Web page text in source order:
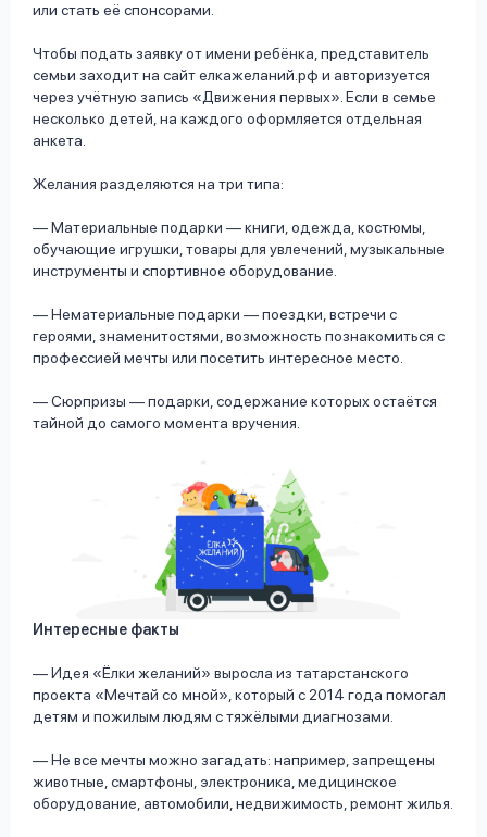
или стать её спонсорами.
Чтобы подать заявку от имени ребёнка, представитель
семьи заходит на сайт елкажеланий.рф и авторизуется
через учётную запись «Движения первых». Если в семье
несколько детей, на каждого оформляется отдельная
анкета.
Желания разделяются на три типа:
— Материальные подарки — книги, одежда, костюмы,
обучающие игрушки, товары для увлечений, музыкальные
инструменты и спортивное оборудование.
— Нематериальные подарки — поездки, встречи с
героями, знаменитостями, возможность познакомиться с
профессией мечты или посетить интересное место.
— Сюрпризы — подарки, содержание которых остаётся
тайной до самого момента вручения.
Интересные факты
— Идея «Ёлки желаний» выросла из татарстанского
проекта «Мечтай со мной», который с 2014 года помогал
детям и пожилым людям с тяжёлыми диагнозами.
— Не все мечты можно загадать: например, запрещены
животные, смартфоны, электроника, медицинское
оборудование, автомобили, недвижимость, ремонт жилья.